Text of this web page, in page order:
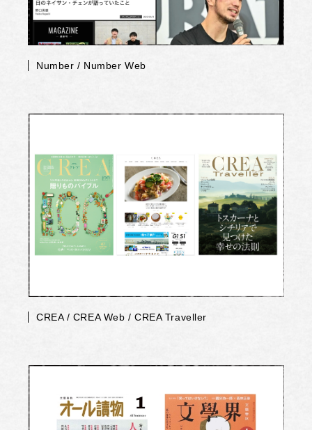
Number / Number Web
CREA / CREA Web / CREA Traveller